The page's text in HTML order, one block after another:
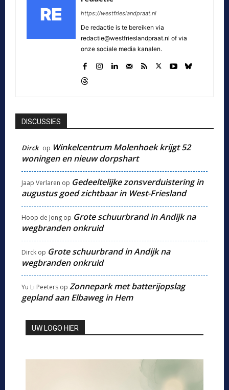
https://westfrieslandpraat.nl
De redactie is te bereiken via
redactie@westfrieslandpraat.nl of via
onze sociale media kanalen.
DISCUSSIES
Dirck op Winkelcentrum Molenhoek krijgt 52
woningen en nieuw dorpshart
Jaap Verlaren op Gedeeltelijke zonsverduistering in
augustus goed zichtbaar in West-Friesland
Hoop de Jong op Grote schuurbrand in Andijk na
wegbranden onkruid
Dirck op Grote schuurbrand in Andijk na
wegbranden onkruid
Yu Li Peeters op Zonnepark met batterijopslag
gepland aan Elbaweg in Hem
UW LOGO HIER